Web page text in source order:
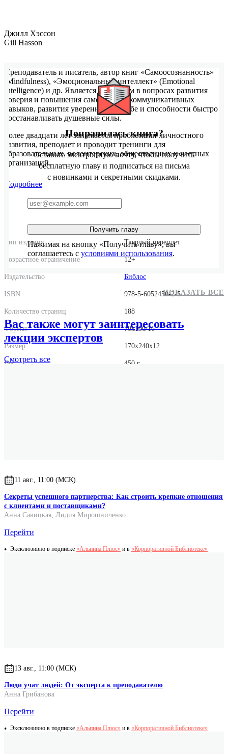
Джилл Хэссон
Gill Hasson
Преподаватель и писатель, автор книг «Самоосознанность»
(Mindfulness), «Эмоциональный интеллект» (Emotional
Intelligence) и др. Является экспертом в вопросах развития
доверия и повышения самооценки, коммуникативных
навыков, развития уверенности в себе и способности быстро
восстанавливать душевные силы.
Более двадцати лет занимается проблемами личностного
развития, преподает и проводит тренинги для
образовательных, волонтерских, общественных и частных
организаций.
Подробнее
Тип издания Твердый переплет
Возрастное ограничение 12+
Издательство Библос
ISBN 978-5-6052450-2-5
Количество страниц 188
Формат 70x100/16
Размер 170x240x12
Вес 450 г.
Понравилась книга?
Оставьте электронную почту, чтобы получить
бесплатную главу и подписаться на письма
с новинками и секретными скидками.
Получить главу
Нажимая на кнопку «Получить главу», вы
соглашаетесь с условиями использования.
ПОКАЗАТЬ ВСЕ
Вас также могут заинтересовать
лекции экспертов
Смотреть все
11 авг., 11:00 (МСК)
Секреты успешного партнерства: Как строить крепкие отношения
с клиентами и поставщиками?
Анна Савицкая, Лидия Мирошниченко
Перейти
Эксклюзивно в подписке «Альпина.Плюс» и в «Корпоративной Библиотеке»
13 авг., 11:00 (МСК)
Люди учат людей: От эксперта к преподавателю
Анна Грибанова
Перейти
Эксклюзивно в подписке «Альпина.Плюс» и в «Корпоративной Библиотеке»